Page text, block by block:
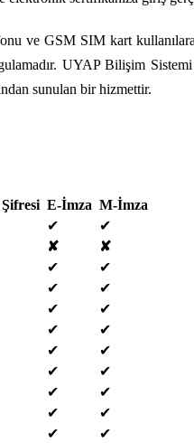
ve GSM SIM kart
UYAP Bilişim
sunulan bir hizmettir.
E-İmza M-İmza
✔
✔
✘
✘
✔
✔
✔
✔
✔
✔
✔
✔
✔
✔
✔
✔
✔
✔
✔
✔
✔
✔